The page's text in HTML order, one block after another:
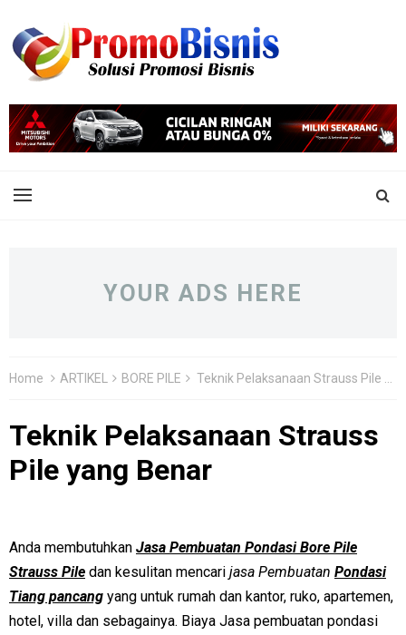
YOUR ADS HERE
Home ARTIKEL BORE PILE Teknik Pelaksanaan Strauss Pile yang Benar
Teknik Pelaksanaan Strauss
Pile yang Benar
Anda membutuhkan Jasa Pembuatan Pondasi Bore Pile
Strauss Pile dan kesulitan mencari jasa Pembuatan Pondasi
Tiang pancang yang untuk rumah dan kantor, ruko, apartemen,
hotel, villa dan sebagainya. Biaya Jasa pembuatan pondasi